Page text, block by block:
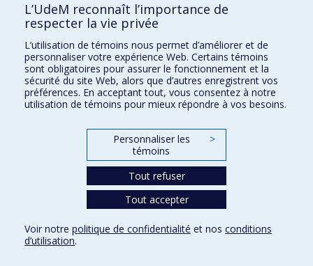
Kinésiologie et des sciences de l’activité physique
Orthophonie et audiologie
Réadaptation
Directions
DPC
CPASS
L’UdeM reconnaît l’importance de
respecter la vie privée
L’utilisation de témoins nous permet d’améliorer et de
personnaliser votre expérience Web. Certains témoins
sont obligatoires pour assurer le fonctionnement et la
sécurité du site Web, alors que d’autres enregistrent vos
préférences. En acceptant tout, vous consentez à notre
utilisation de témoins pour mieux répondre à vos besoins.
Personnaliser les
témoins
>
Tout refuser
Tout accepter
Voir notre politique de confidentialité et nos conditions
d’utilisation.